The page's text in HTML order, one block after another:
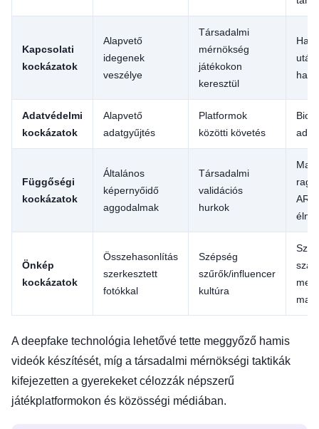
Kapcsolati
kockázatok
Alapvető
idegenek
veszélye
Társadalmi
mérnökség
játékokon
keresztül
Adatvédelmi
kockázatok
Alapvető
adatgyűjtés
Platformok
közötti követés
Függőségi
kockázatok
Általános
képernyőidő
aggodalmak
Társadalmi
validációs
hurkok
AR/
Önkép
kockázatok
Összehasonlítás
szerkesztett
fotókkal
Szépség
szűrők/influencer
kultúra
A deepfake technológia lehetővé tette meggyőző hamis
videók készítését, míg a társadalmi mérnökségi taktikák
kifejezetten a gyerekeket célozzák népszerű
játékplatformokon és közösségi médiában.